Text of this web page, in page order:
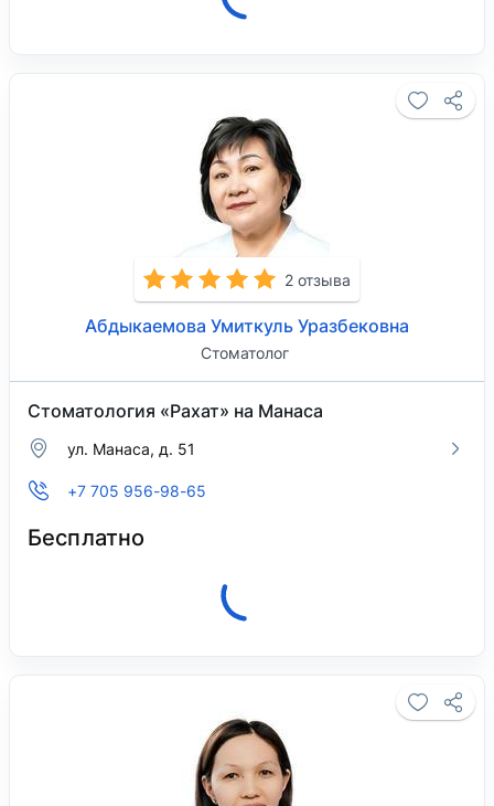
2 отзыва
Абдыкаемова Умиткуль Уразбековна
Стоматолог
Стоматология «Рахат» на Манаса
ул. Манаса, д. 51
+7 705 956-98-65
Бесплатно
Клиника закрыта, откроется 10 августа в